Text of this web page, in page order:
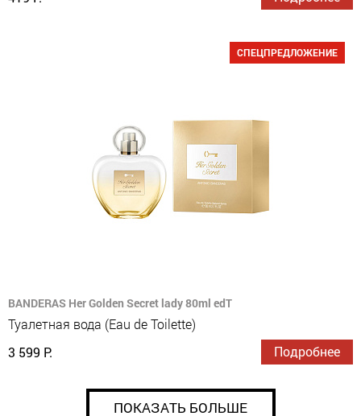
СПЕЦПРЕДЛОЖЕНИЕ
BANDERAS Her Golden Secret lady 80ml edT
Туалетная вода (Eau de Toilette)
3 599 Р.
Подробнее
ПОКАЗАТЬ БОЛЬШЕ